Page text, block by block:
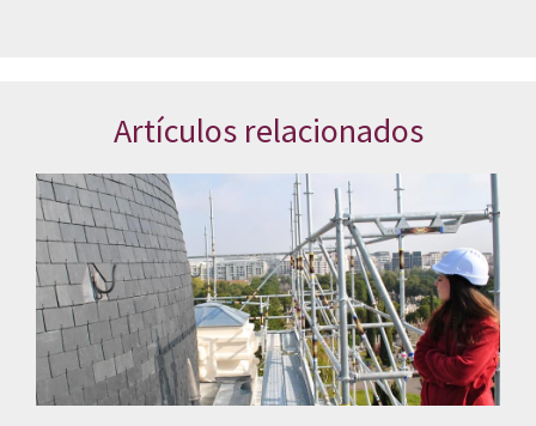
Artículos relacionados